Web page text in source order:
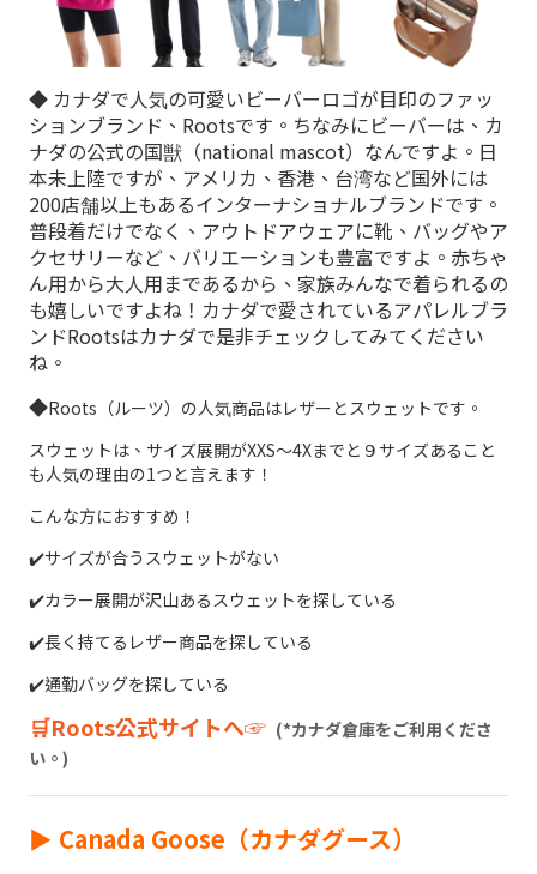
◆ カナダで人気の可愛いビーバーロゴが目印のファッ
ションブランド、Rootsです。ちなみにビーバーは、カ
ナダの公式の国獣（national mascot）なんですよ。日
本未上陸ですが、アメリカ、香港、台湾など国外には
200店舗以上もあるインターナショナルブランドです。
普段着だけでなく、アウトドアウェアに靴、バッグやア
クセサリーなど、バリエーションも豊富ですよ。赤ちゃ
ん用から大人用まであるから、家族みんなで着られるの
も嬉しいですよね！カナダで愛されているアパレルブラ
ンドRootsはカナダで是非チェックしてみてください
ね。
◆Roots（ルーツ）の人気商品はレザーとスウェットです。
スウェットは、サイズ展開がXXS〜4Xまでと９サイズあること
も人気の理由の1つと言えます！
こんな方におすすめ！
✔️サイズが合うスウェットがない
✔️カラー展開が沢山あるスウェットを探している
✔️長く持てるレザー商品を探している
✔️通勤バッグを探している
🛒Roots公式サイトへ☞ (*カナダ倉庫をご利用くださ
い。)
► Canada Goose（カナダグース）